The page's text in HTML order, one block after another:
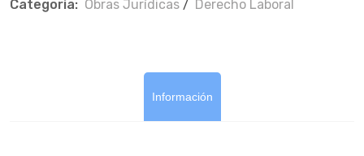
Categoria: Obras Jurí­dicas / Derecho Laboral
Información